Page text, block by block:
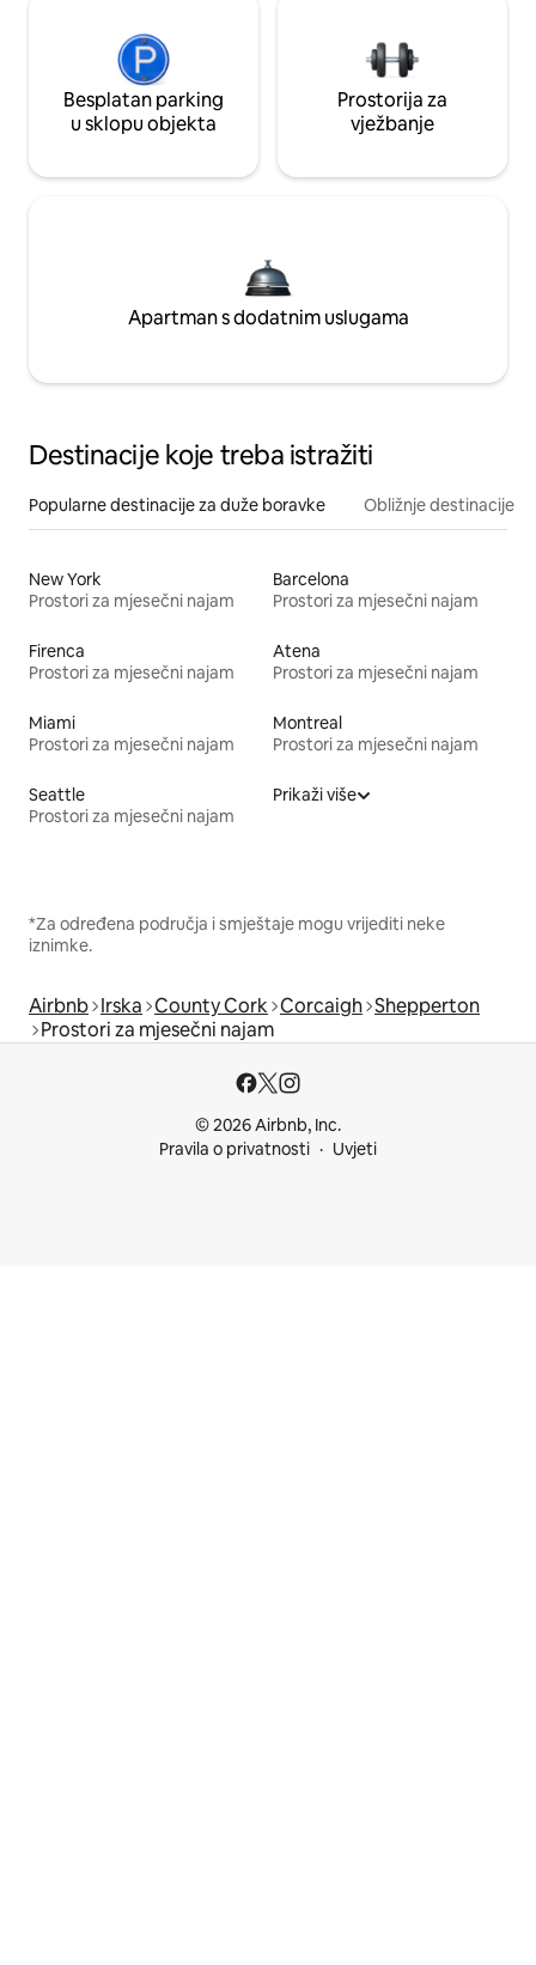
Besplatan parking
u sklopu objekta
Prostorija za
vježbanje
Apartman s dodatnim uslugama
Destinacije koje treba istražiti
Popularne destinacije za duže boravke Obližnje destinacije
New York
Prostori za mjesečni najam
Barcelona
Prostori za mjesečni najam
Firenca
Prostori za mjesečni najam
Atena
Prostori za mjesečni najam
Miami
Prostori za mjesečni najam
Montreal
Prostori za mjesečni najam
Seattle
Prostori za mjesečni najam
Prikaži više
*Za određena područja i smještaje mogu vrijediti neke
iznimke.
Airbnb Irska County Cork Corcaigh Shepperton
Prostori za mjesečni najam
© 2026 Airbnb, Inc.
Pravila o privatnosti
Uvjeti